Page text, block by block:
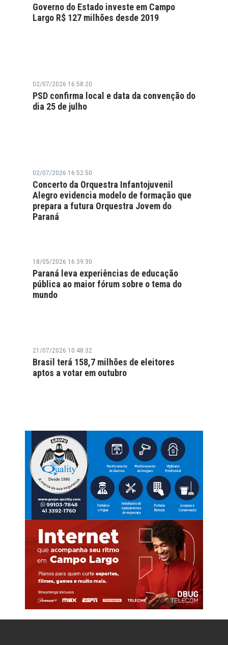
Governo do Estado investe em Campo
Largo R$ 127 milhões desde 2019
02/07/2026 16:58:20
PSD confirma local e data da convenção do
dia 25 de julho
02/07/2026 16:52:50
Concerto da Orquestra Infantojuvenil
Alegro evidencia modelo de formação que
prepara a futura Orquestra Jovem do
Paraná
18/05/2026 16:39:30
Paraná leva experiências de educação
pública ao maior fórum sobre o tema do
mundo
21/07/2026 10:48:32
Brasil terá 158,7 milhões de eleitores
aptos a votar em outubro